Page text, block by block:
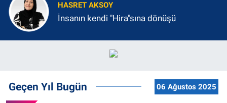
HASRET AKSOY
İnsanın kendi "Hira"sına dönüşü
Geçen Yıl Bugün 06 Ağustos 2025